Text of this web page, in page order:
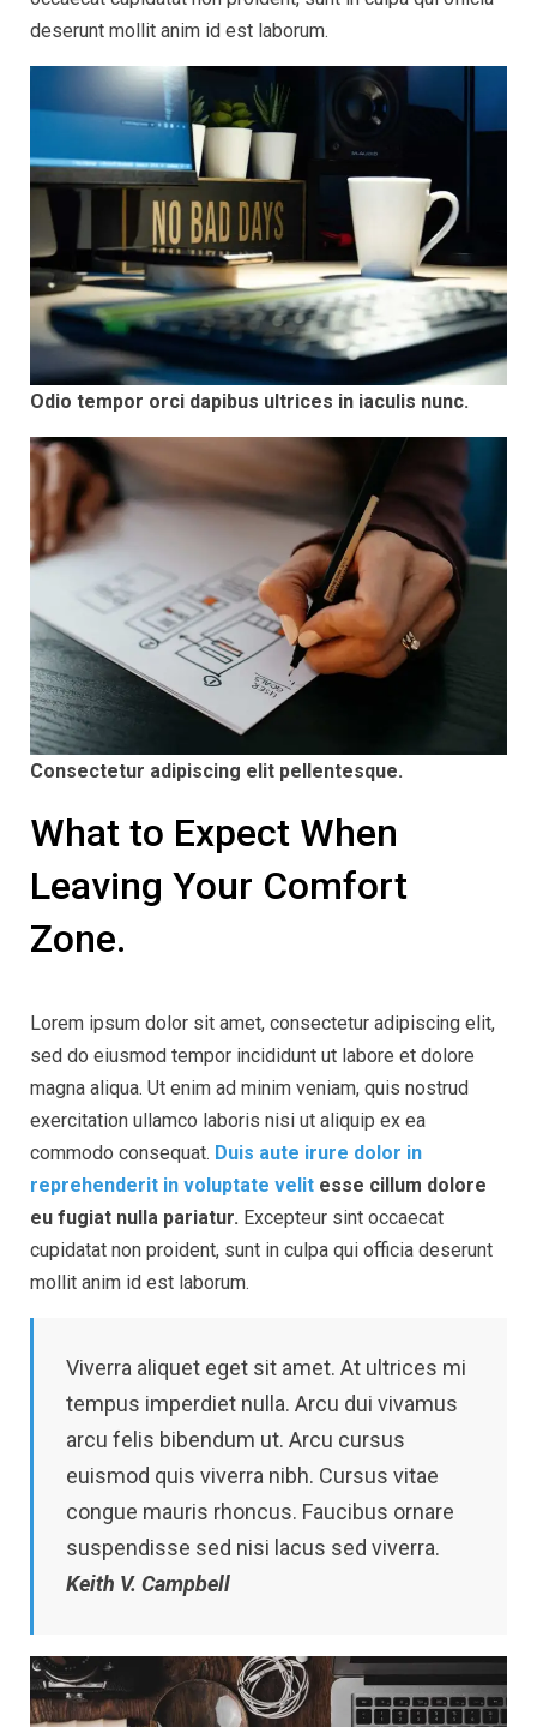
deserunt mollit anim id est laborum.
Odio tempor orci dapibus ultrices in iaculis nunc.
Consectetur adipiscing elit pellentesque.
What to Expect When
Leaving Your Comfort
Zone.
Lorem ipsum dolor sit amet, consectetur adipiscing elit,
sed do eiusmod tempor incididunt ut labore et dolore
magna aliqua. Ut enim ad minim veniam, quis nostrud
exercitation ullamco laboris nisi ut aliquip ex ea
commodo consequat. Duis aute irure dolor in
reprehenderit in voluptate velit esse cillum dolore
eu fugiat nulla pariatur. Excepteur sint occaecat
cupidatat non proident, sunt in culpa qui officia deserunt
mollit anim id est laborum.
Viverra aliquet eget sit amet. At ultrices mi
tempus imperdiet nulla. Arcu dui vivamus
arcu felis bibendum ut. Arcu cursus
euismod quis viverra nibh. Cursus vitae
congue mauris rhoncus. Faucibus ornare
suspendisse sed nisi lacus sed viverra.
Keith V. Campbell